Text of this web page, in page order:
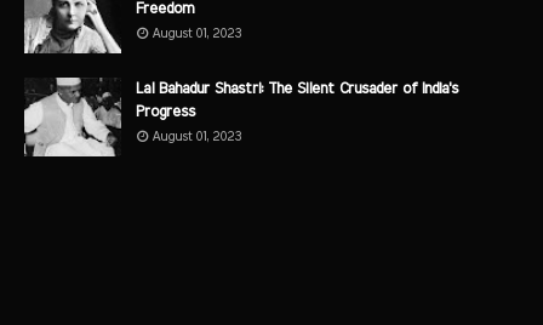
Freedom
August 01, 2023
Lal Bahadur Shastri: The Silent Crusader of India's
Progress
August 01, 2023